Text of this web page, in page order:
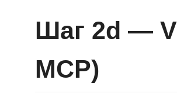
Шаг 2d —
MCP)